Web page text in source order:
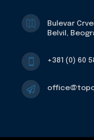

Bulevar
Belvil,
 +381 (0) 60
